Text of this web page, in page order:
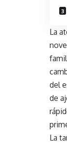
La
del
de
La